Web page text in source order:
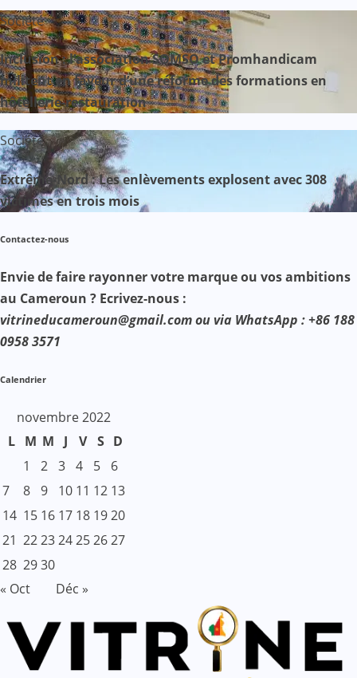
Société
Inclusion : l’association SOMSO et Promhandicam
militent en faveur d’une réforme des formations en
hôtellerie-restauration
Société
Extrême-Nord : Les enlèvements explosent avec 308
victimes en trois mois
Contactez-nous
Envie de faire rayonner votre marque ou vos ambitions
au Cameroun ? Ecrivez-nous :
vitrineducameroun@gmail.com ou via WhatsApp : +86 188
0958 3571
Calendrier
novembre 2022
L
M M J V S D
1
2 3 4 5
6
7
8 9 10 11 12 13
14 15 16 17 18 1920
21 222324252627
28 2930
« Oct
Déc »